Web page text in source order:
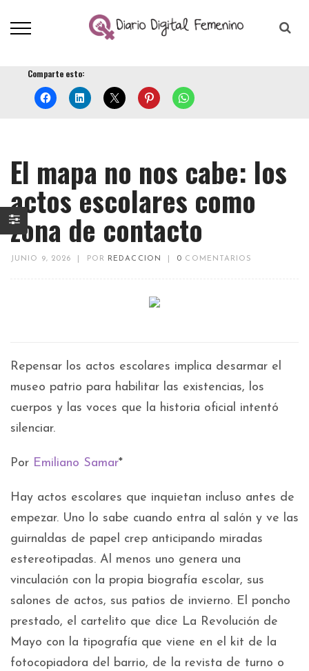
Comparte esto:
El mapa no nos cabe: los
actos escolares como
zona de contacto
JUNIO 9, 2026 POR REDACCION 0 COMENTARIOS
Repensar los actos escolares implica desarmar el
museo patrio para habilitar las existencias, los
cuerpos y las voces que la historia oficial intentó
silenciar.
Por Emiliano Samar*
Hay actos escolares que inquietan incluso antes de
empezar. Uno lo sabe cuando entra al salón y ve las
guirnaldas de papel crep anticipando miradas
estereotipadas. Al menos uno genera una
vinculación con la propia biografía escolar, sus
salones de actos, sus patios de invierno. El poncho
prestado, el cartelito que dice La Revolución de
Mayo con la tipografía que viene en el kit de la
fotocopiadora del barrio, de la revista de turno o